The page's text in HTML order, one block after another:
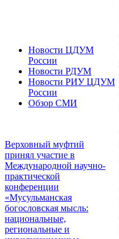
Новости ЦДУМ
России
Новости РДУМ
Новости РИУ ЦДУМ
России
Обзор СМИ
Верховный муфтий
принял участие в
Международной научно-
практической
конференции
«Мусульманская
богословская мысль:
национальные,
региональные и